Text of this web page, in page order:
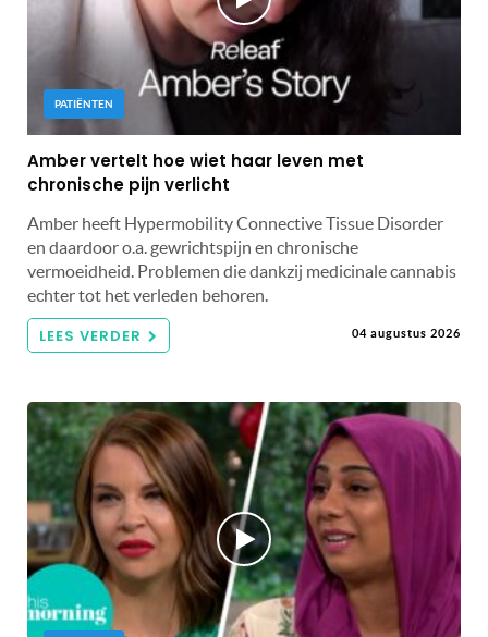
PATIËNTEN
Amber vertelt hoe wiet haar leven met
chronische pijn verlicht
Amber heeft Hypermobility Connective Tissue Disorder
en daardoor o.a. gewrichtspijn en chronische
vermoeidheid. Problemen die dankzij medicinale cannabis
echter tot het verleden behoren.
LEES VERDER 04 augustus 2026